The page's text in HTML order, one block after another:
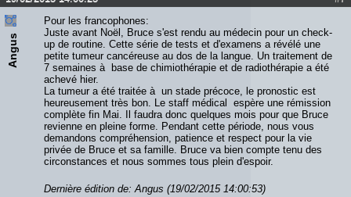
Angus
Pour les francophones:
Juste avant Noël, Bruce s'est rendu au médecin pour un check-
up de routine. Cette série de tests et d'examens a révélé une
petite tumeur cancéreuse au dos de la langue. Un traitement de
7 semaines à base de chimiothérapie et de radiothérapie a été
achevé hier.
La tumeur a été traitée à un stade précoce, le pronostic est
heureusement très bon. Le staff médical espère une rémission
complète fin Mai. Il faudra donc quelques mois pour que Bruce
revienne en pleine forme. Pendant cette période, nous vous
demandons compréhension, patience et respect pour la vie
privée de Bruce et sa famille. Bruce va bien compte tenu des
circonstances et nous sommes tous plein d'espoir.
Dernière édition de: Angus (19/02/2015 14:00:53)